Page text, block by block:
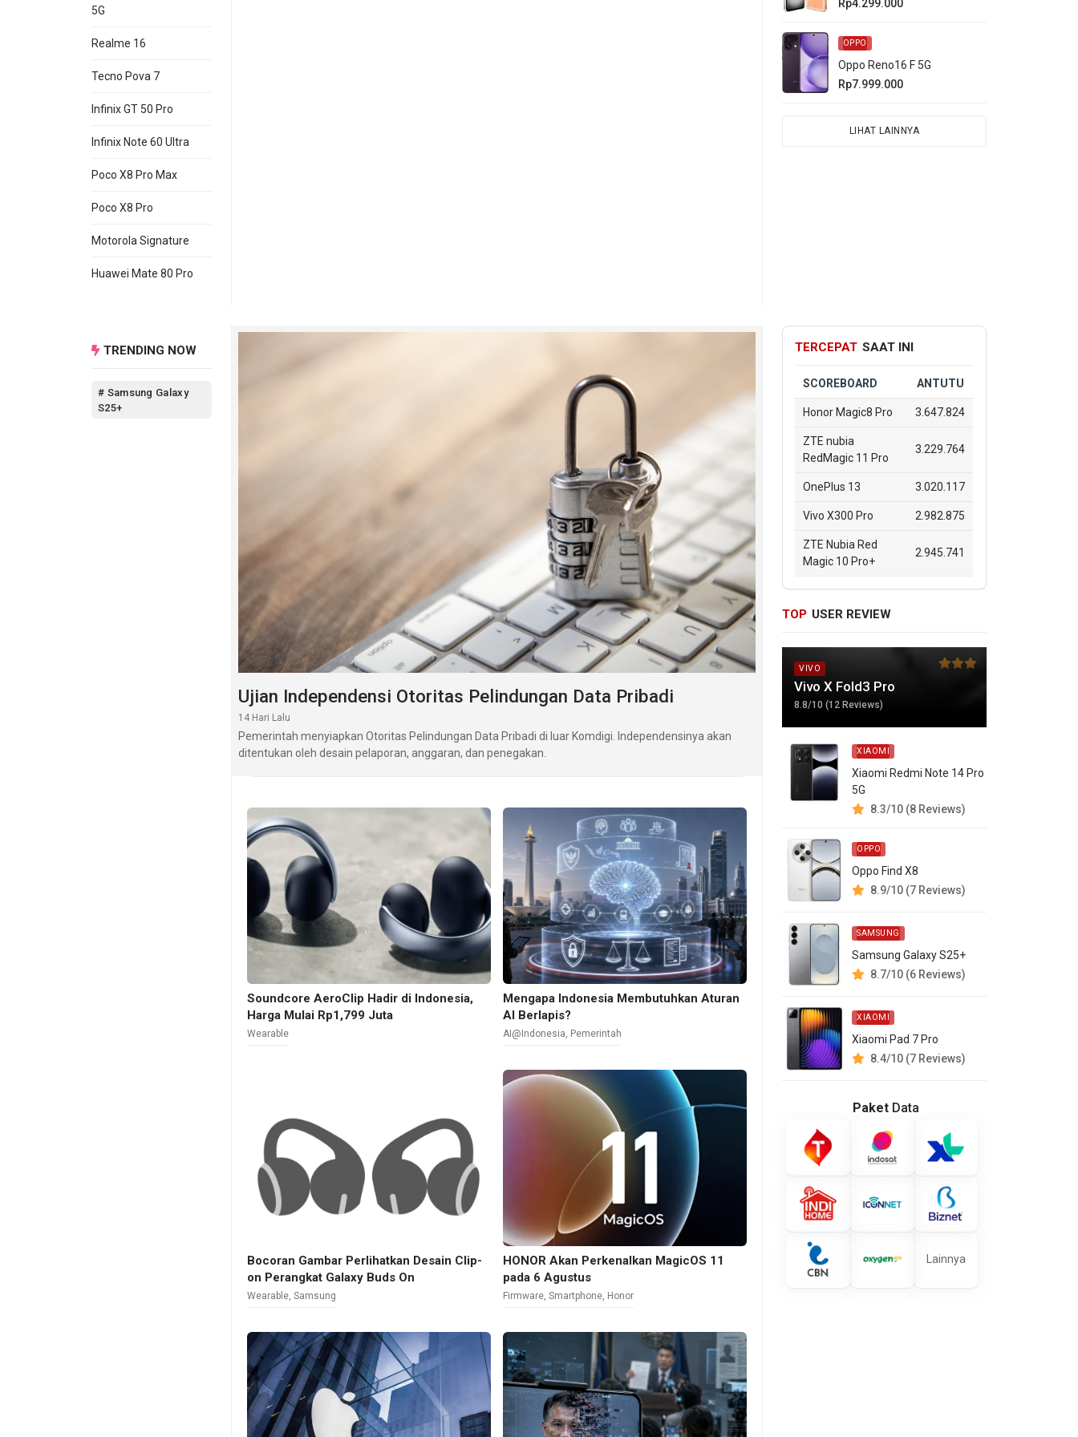
5G
Realme 16
Tecno Pova 7
Infinix GT 50 Pro
Infinix Note 60 Ultra
Poco X8 Pro Max
Poco X8 Pro
Motorola Signature
Huawei Mate 80 Pro
Rp4.299.000
OPPO
Oppo Reno16 F 5G
Rp7.999.000
LIHAT LAINNYA
TRENDING NOW
# Samsung Galaxy
S25+
Ujian Independensi Otoritas Pelindungan Data Pribadi
14 Hari Lalu
Pemerintah menyiapkan Otoritas Pelindungan Data Pribadi di luar Komdigi. Independensinya akan
ditentukan oleh desain pelaporan, anggaran, dan penegakan.
Soundcore AeroClip Hadir di Indonesia,
Harga Mulai Rp1,799 Juta
Wearable
Mengapa Indonesia Membutuhkan Aturan
AI Berlapis?
AI@Indonesia Pemerintah
Bocoran Gambar Perlihatkan Desain Clip-
on Perangkat Galaxy Buds On
Wearable ,Samsung
HONOR Akan Perkenalkan MagicOS 11
pada 6 Agustus
Firmware ,Smartphone Honor
TERCEPAT SAAT INI
SCOREBOARD ANTUTU
Honor Magic8 Pro 3.647.824
ZTE nubia
RedMagic 11 Pro
3.229.764
OnePlus 13 3.020.117
Vivo X300 Pro 2.982.875
ZTE Nubia Red
Magic 10 Pro+
2.945.741
TOP USER REVIEW
VIVO
Vivo X Fold3 Pro
8.8/10 (12 Reviews)
XIAOMI
Xiaomi Redmi Note 14 Pro
5G
8.3/10 (8 Reviews)
OPPO
Oppo Find X8
8.9/10 (7 Reviews)
SAMSUNG
Samsung Galaxy S25+
8.7/10 (6 Reviews)
XIAOMI
Xiaomi Pad 7 Pro
8.4/10 (7 Reviews)
Paket Data
Lainnya